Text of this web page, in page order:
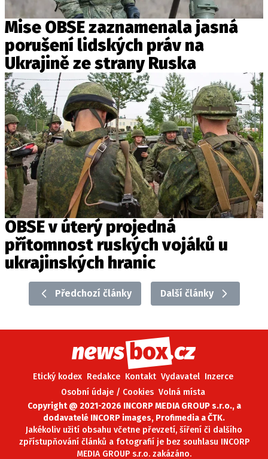
Mise OBSE zaznamenala jasná
porušení lidských práv na
Ukrajině ze strany Ruska
OBSE v úterý projedná
přítomnost ruských vojáků u
ukrajinských hranic
Předchozí články Další články
Etický kodex Redakce Kontakt Vydavatel Inzerce
Osobní údaje / Cookies Volná místa
Copyright @ 2021-2026 INCORP MEDIA GROUP s.r.o., a
dodavatelé INCORP images, Profimedia a ČTK.
Jakékoliv užití obsahu včetne převzetí, šíření či dalšího
zpřístupňování článků a fotografií je bez souhlasu INCORP
MEDIA GROUP s.r.o. zakázáno.